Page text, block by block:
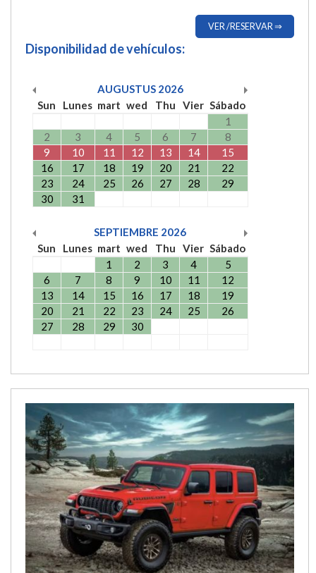
VER /RESERVAR ⇒
Disponibilidad de vehículos:
AUGUSTUS 2026
Sun
Lunes mart wed Thu Vier Sábado
1
2
3 4 5 6 7
8
9
10 11 12 13 14
15
16
17 18 19 20 21
22
23
24 25 26 27 28
29
30
31
SEPTIEMBRE 2026
Sun
Lunes mart wed Thu Vier Sábado
1
2 3 4
5
6
7 8 9 10 11
12
13
14 15 16 17 18
19
20
21 22 23 24 25
26
27
28 29 30